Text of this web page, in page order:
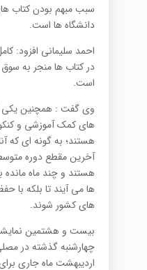
سبب مبهم بودن کتاب
دانشگاه ها است.
احمد سلیمانی افزود:
در کتاب ها منجر به
است.
وی گفت : همچنین یکی
های کمک آموزشی و
هستند؛ به گونه ای
آخرین مقطع دوره
هستند و چند ماه مانده
ها می آیند تا بلکه با
های کشور شوند.
بیست و هشتمین